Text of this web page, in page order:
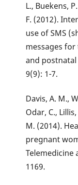
L., Buekens,
F. (2012).
use of SMS
messages
and
9(9): 1-7.
Davis, A. M.,
Odar, C.,
M. (2014).
pregnant
Telemedicine
1169.